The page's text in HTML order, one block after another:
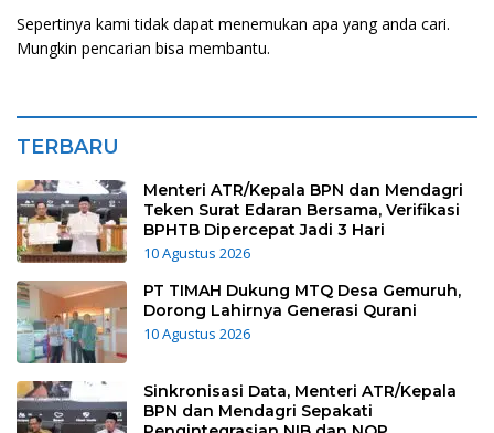
Sepertinya kami tidak dapat menemukan apa yang anda cari.
Mungkin pencarian bisa membantu.
TERBARU
Menteri ATR/Kepala BPN dan Mendagri
Teken Surat Edaran Bersama, Verifikasi
BPHTB Dipercepat Jadi 3 Hari
10 Agustus 2026
PT TIMAH Dukung MTQ Desa Gemuruh,
Dorong Lahirnya Generasi Qurani
10 Agustus 2026
Sinkronisasi Data, Menteri ATR/Kepala
BPN dan Mendagri Sepakati